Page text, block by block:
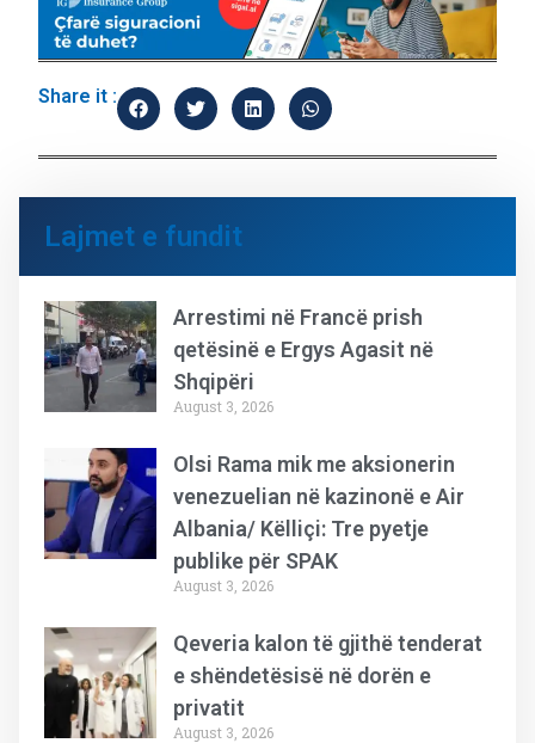
Share it :
Lajmet e fundit
Arrestimi në Francë prish
qetësinë e Ergys Agasit në
Shqipëri
August 3, 2026
Olsi Rama mik me aksionerin
venezuelian në kazinonë e Air
Albania/ Këlliçi: Tre pyetje
publike për SPAK
August 3, 2026
Qeveria kalon të gjithë tenderat
e shëndetësisë në dorën e
privatit
August 3, 2026